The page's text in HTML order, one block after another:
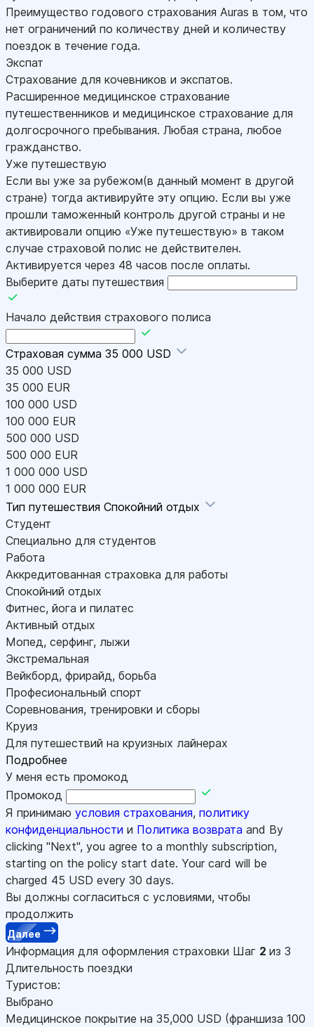
Преимущество годового страхования Auras в том, что
нет ограничений по количеству дней и количеству
поездок в течение года.
Экспат
Страхование для кочевников и экспатов.
Расширенное медицинское страхование
путешественников и медицинское страхование для
долгосрочного пребывания. Любая страна, любое
гражданство.
Уже путешествую
Если вы уже за рубежом(в данный момент в другой
стране) тогда активируйте эту опцию. Если вы уже
прошли таможенный контроль другой страны и не
активировали опцию «Уже путешествую» в таком
случае страховой полис не действителен.
Активируется через 48 часов после оплаты.
Выберите даты путешествия
Начало действия страхового полиса
Страховая сумма 35 000 USD
35 000 USD
35 000 EUR
100 000 USD
100 000 EUR
500 000 USD
500 000 EUR
1 000 000 USD
1 000 000 EUR
Тип путешествия Спокойний отдых
Студент
Специально для студентов
Работа
Аккредитованная страховка для работы
Спокойний отдых
Фитнес, йога и пилатес
Активный отдых
Мопед, серфинг, лыжи
Экстремальная
Вейкборд, фрирайд, борьба
Професиональный спорт
Соревнования, тренировки и сборы
Круиз
Для путешествий на круизных лайнерах
Подробнее
У меня есть промокод
Промокод
Я принимаю условия страхования, политику
конфиденциальности и Политика возврата and By
clicking "Next", you agree to a monthly subscription,
starting on the policy start date. Your card will be
charged 45 USD every 30 days.
Вы должны согласиться с условиями, чтобы
продолжить
Далее
Информация для оформления страховки Шаг 2 из 3
Длительность поездки
Туристов:
Выбрано
Медицинское покрытие на 35,000 USD (франшиза 100